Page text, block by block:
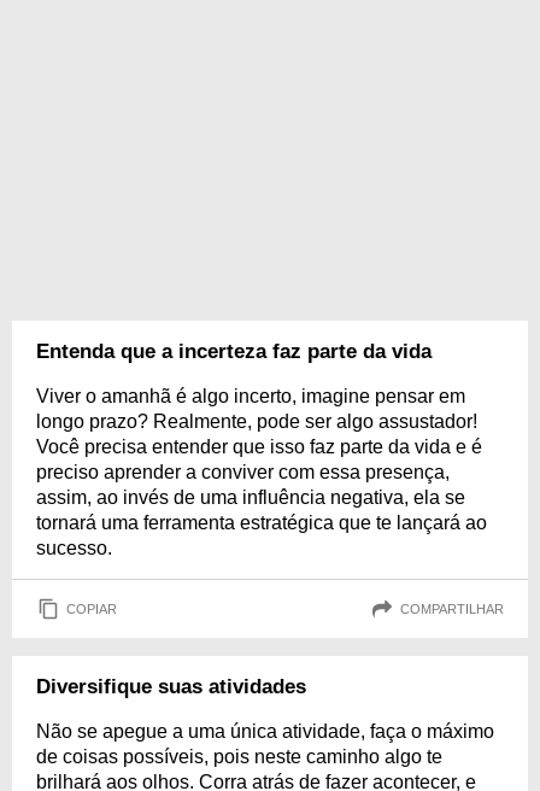
Entenda que a incerteza faz parte da vida
Viver o amanhã é algo incerto, imagine pensar em
longo prazo? Realmente, pode ser algo assustador!
Você precisa entender que isso faz parte da vida e é
preciso aprender a conviver com essa presença,
assim, ao invés de uma influência negativa, ela se
tornará uma ferramenta estratégica que te lançará ao
sucesso.
COPIAR COMPARTILHAR
Diversifique suas atividades
Não se apegue a uma única atividade, faça o máximo
de coisas possíveis, pois neste caminho algo te
brilhará aos olhos. Corra atrás de fazer acontecer, e